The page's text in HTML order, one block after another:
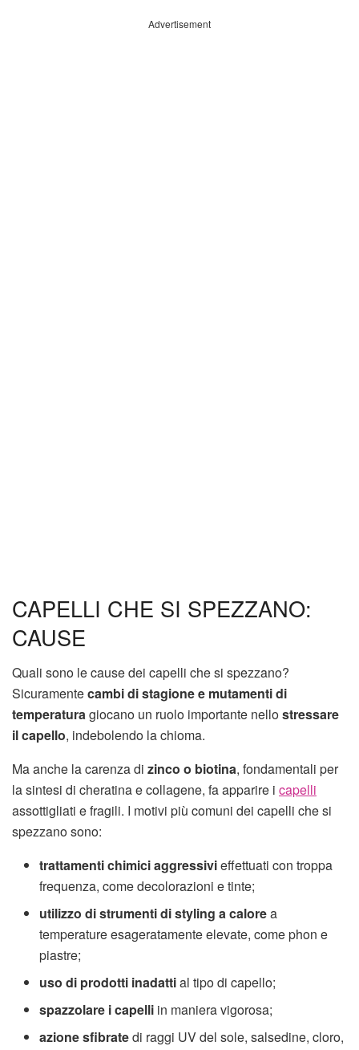
Advertisement
CAPELLI CHE SI SPEZZANO:
CAUSE
Quali sono le cause dei capelli che si spezzano?
Sicuramentecambi di stagione e mutamenti di
temperaturagiocano un ruolo importante nellostressare
il capello, indebolendo la chioma.
Ma anche la carenza di zinco o biotina, fondamentali per
la sintesi di cheratina e collagene, fa apparire i capelli
assottigliati e fragili. I motivi più comuni dei capelli che si
spezzano sono:
trattamenti chimici aggressivieffettuati con troppa
frequenza, come decolorazioni e tinte;
utilizzo di strumenti di styling a calorea
temperature esageratamente elevate, come phon e
piastre;
uso di prodotti inadattial tipo di capello;
spazzolare i capelli in maniera vigorosa;
azione sfibratedi raggi UV del sole, salsedine, cloro,